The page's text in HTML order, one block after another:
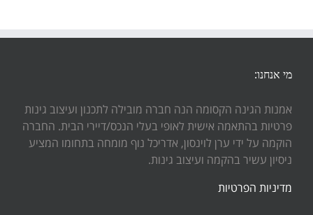
מי אנחנו:
אמנות הגינה הקסומה הנה חברה מובילה לתכנון ועיצוב גינות
פרטיות בהתאמה אישית לאופי בעלי הנכס/דיירי הבית. החברה
הוקמה על ידי ערן לוינסון, אדריכל נוף מומחה בתחומו המציע
ניסיון עשיר בהקמה ועיצוב גינות.
מדיניות הפרטיות